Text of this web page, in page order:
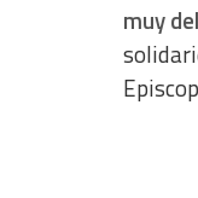
muy
IAB Special Features:
Use precise
Identify devices